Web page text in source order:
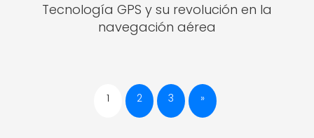
Tecnología GPS y su revolución en la
navegación aérea
1 2 3 »